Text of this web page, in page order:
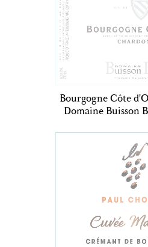
Bourgogne Côte
Domaine Buisson